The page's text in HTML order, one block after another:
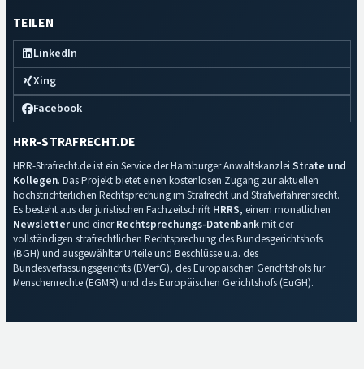
TEILEN
LinkedIn
Xing
Facebook
HRR-STRAFRECHT.DE
HRR-Strafrecht.de ist ein Service der Hamburger Anwaltskanzlei Strate und
Kollegen. Das Projekt bietet einen kostenlosen Zugang zur aktuellen
höchstrichterlichen Rechtsprechung im Strafrecht und Strafverfahrensrecht.
Es besteht aus der juristischen Fachzeitschrift HRRS, einem monatlichen
Newsletterund einerRechtsprechungs-Datenbankmit der
vollständigen strafrechtlichen Rechtsprechung des Bundesgerichtshofs
(BGH) und ausgewählter Urteile und Beschlüsse u.a. des
Bundesverfassungsgerichts (BVerfG), des Europäischen Gerichtshofs für
Menschenrechte (EGMR) und des Europäischen Gerichtshofs (EuGH).